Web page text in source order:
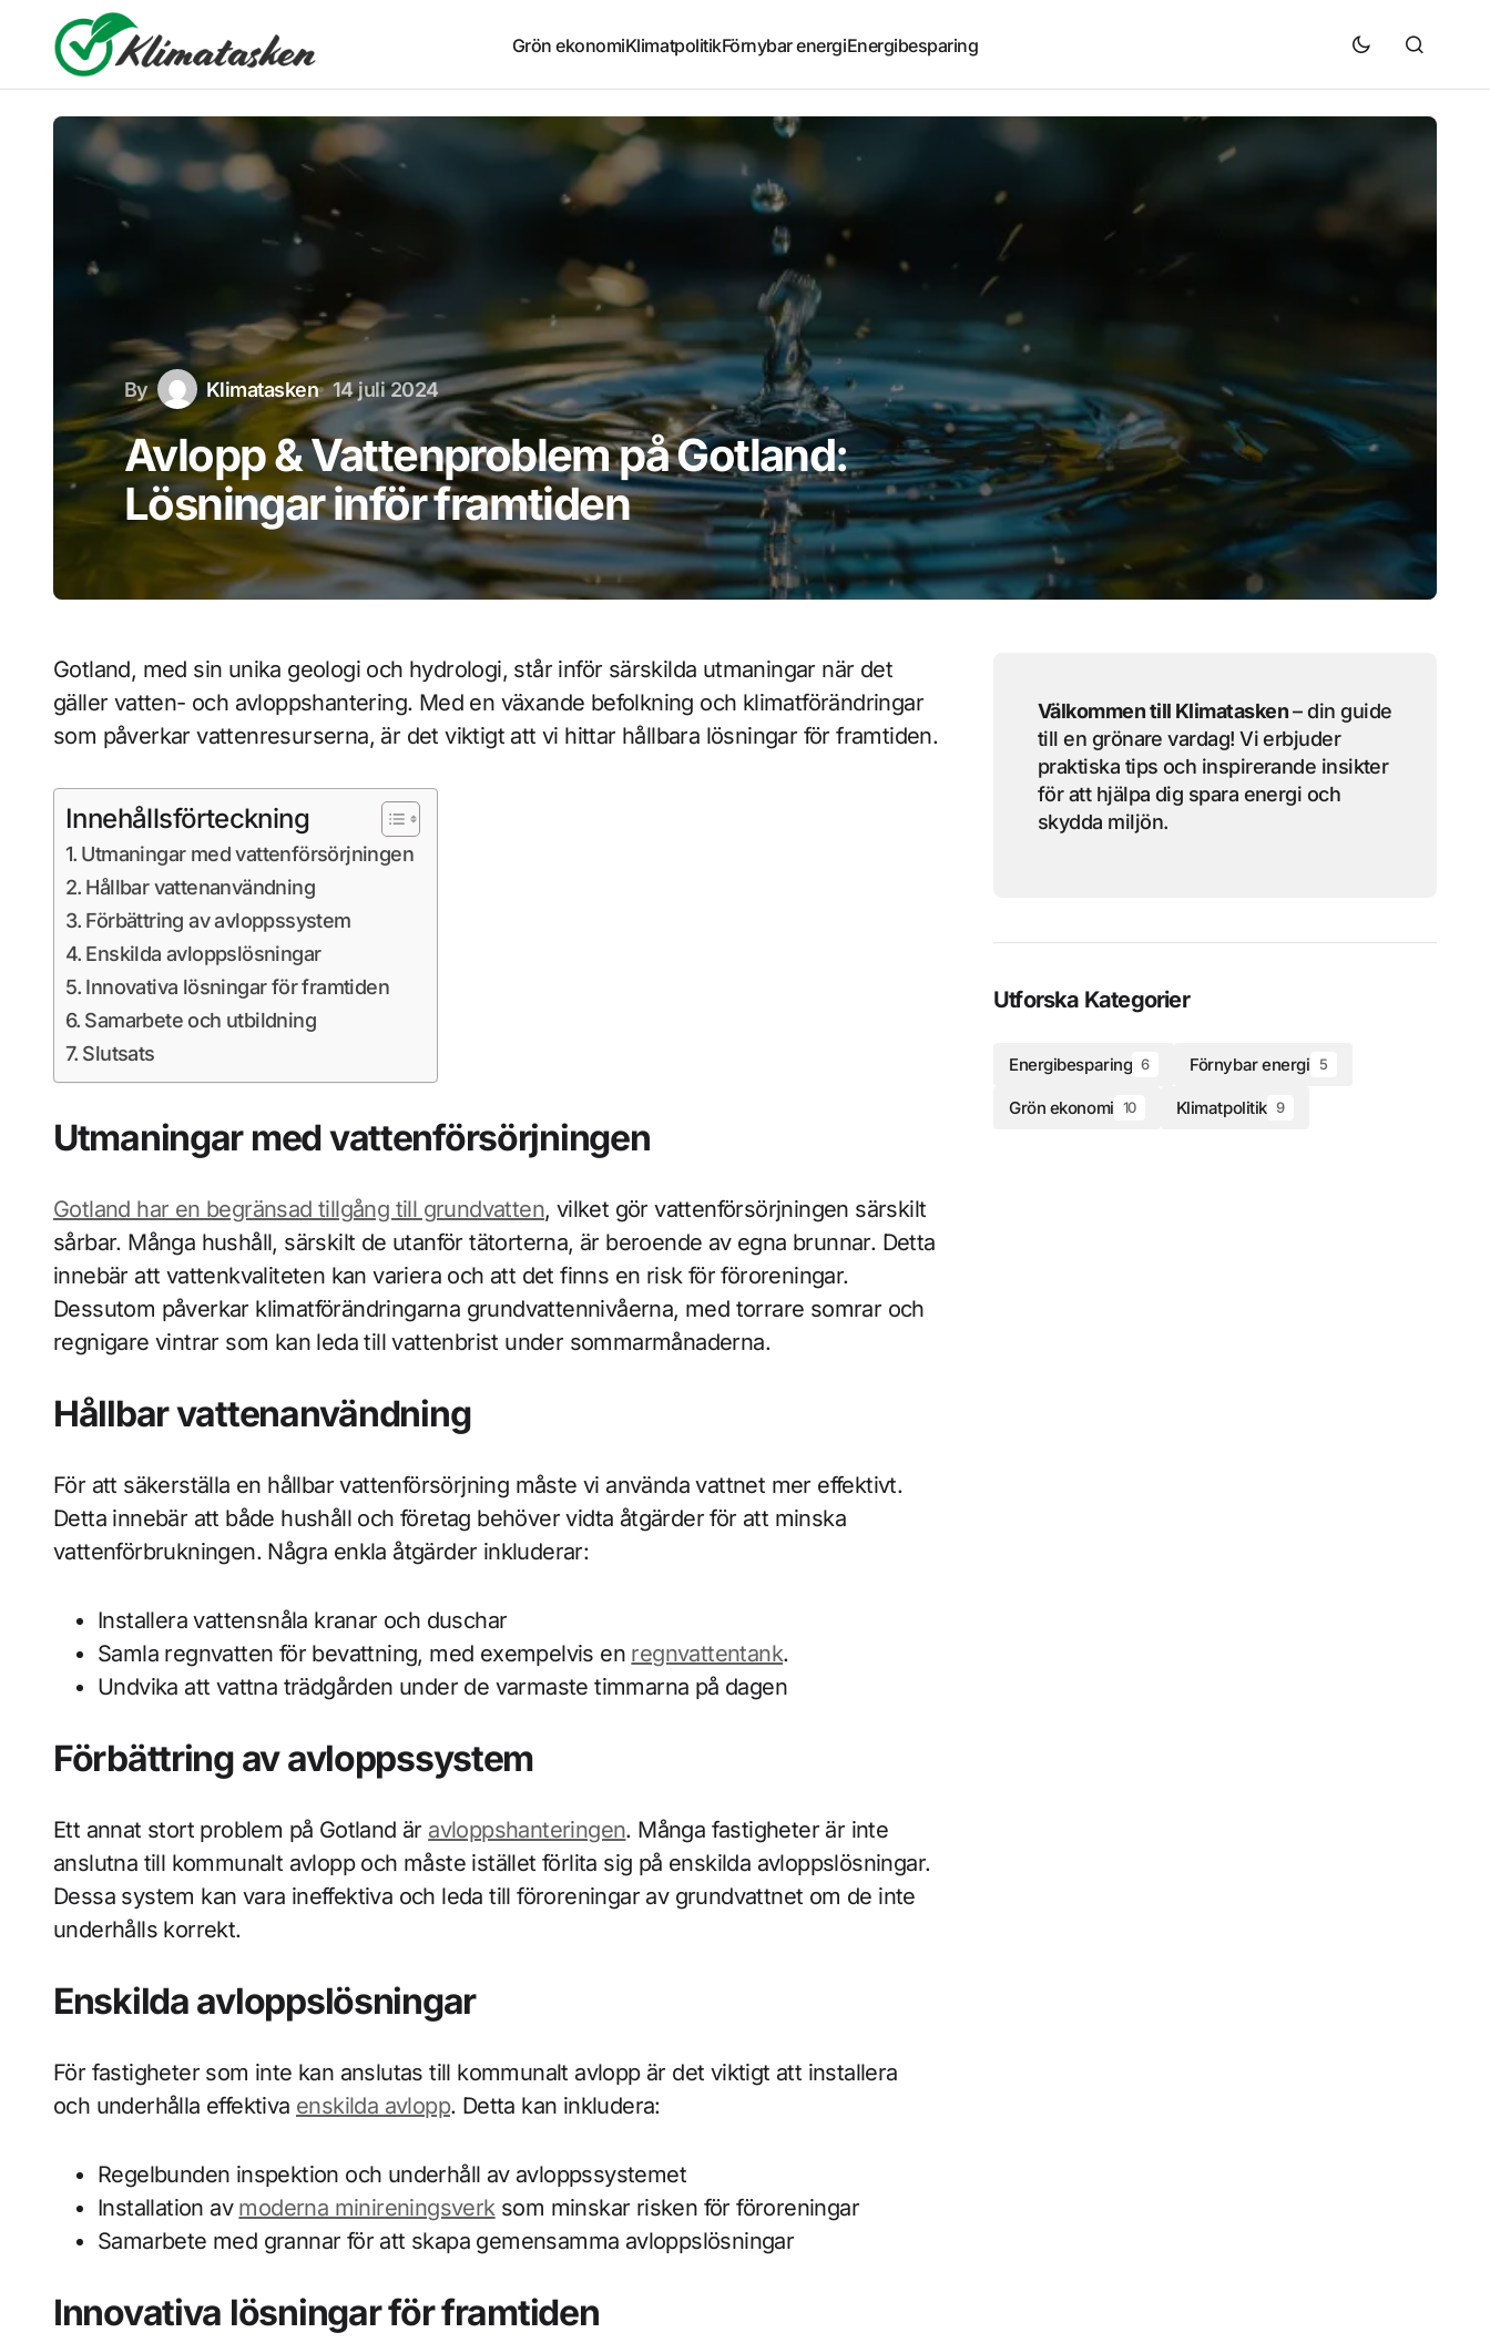
Grön ekonomiKlimatpolitikFörnybar energiEnergibesparing
By Klimatasken 14 juli 2024
Avlopp & Vattenproblem på Gotland:
Lösningar inför framtiden
Gotland, med sin unika geologi och hydrologi, står inför särskilda utmaningar när det
gäller vatten- och avloppshantering. Med en växande befolkning och klimatförändringar
som påverkar vattenresurserna, är det viktigt att vi hittar hållbara lösningar för framtiden.
Innehållsförteckning
Utmaningar med vattenförsörjningen
Hållbar vattenanvändning
Förbättring av avloppssystem
Enskilda avloppslösningar
Innovativa lösningar för framtiden
Samarbete och utbildning
Slutsats
Utmaningar med vattenförsörjningen
Gotland har en begränsad tillgång till grundvatten, vilket gör vattenförsörjningen särskilt
sårbar. Många hushåll, särskilt de utanför tätorterna, är beroende av egna brunnar. Detta
innebär att vattenkvaliteten kan variera och att det finns en risk för föroreningar.
Dessutom påverkar klimatförändringarna grundvattennivåerna, med torrare somrar och
regnigare vintrar som kan leda till vattenbrist under sommarmånaderna.
Hållbar vattenanvändning
För att säkerställa en hållbar vattenförsörjning måste vi använda vattnet mer effektivt.
Detta innebär att både hushåll och företag behöver vidta åtgärder för att minska
vattenförbrukningen. Några enkla åtgärder inkluderar:
Installera vattensnåla kranar och duschar
Samla regnvatten för bevattning, med exempelvis en regnvattentank.
Undvika att vattna trädgården under de varmaste timmarna på dagen
Förbättring av avloppssystem
Ett annat stort problem på Gotland är avloppshanteringen. Många fastigheter är inte
anslutna till kommunalt avlopp och måste istället förlita sig på enskilda avloppslösningar.
Dessa system kan vara ineffektiva och leda till föroreningar av grundvattnet om de inte
underhålls korrekt.
Enskilda avloppslösningar
För fastigheter som inte kan anslutas till kommunalt avlopp är det viktigt att installera
och underhålla effektiva enskilda avlopp. Detta kan inkludera:
Regelbunden inspektion och underhåll av avloppssystemet
Installation av moderna minireningsverksom minskar risken för föroreningar
Samarbete med grannar för att skapa gemensamma avloppslösningar
Innovativa lösningar för framtiden
Välkommen till Klimatasken– din guide
till en grönare vardag! Vi erbjuder
praktiska tips och inspirerande insikter
för att hjälpa dig spara energi och
skydda miljön.
Utforska Kategorier
Energibesparing 6 Förnybar energi 5
Grön ekonomi 10 Klimatpolitik 9